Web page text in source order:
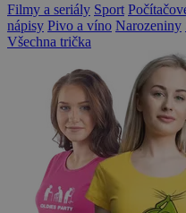
Filmy a seriály Sport
nápisy Pivo a víno Narozeniny
Všechna trička